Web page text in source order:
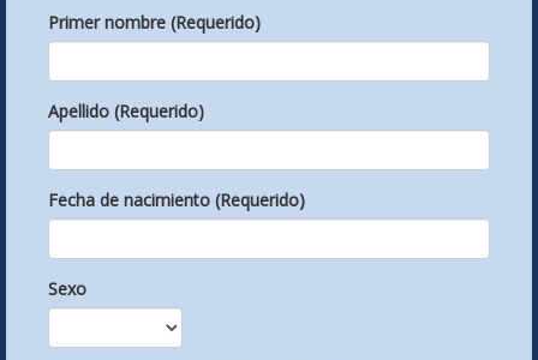
Primer nombre (Requerido)
Apellido (Requerido)
Fecha de nacimiento (Requerido)
Sexo